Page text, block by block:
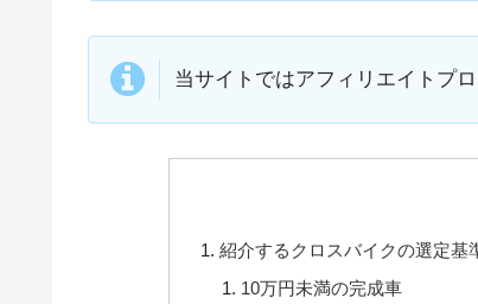
当サイトではアフィリエイトプ
紹介するクロスバイクの選定基
10万円未満の完成車